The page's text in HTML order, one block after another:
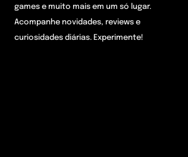
games e muito mais em um só lugar.
Acompanhe novidades, reviews e
curiosidades diárias. Experimente!